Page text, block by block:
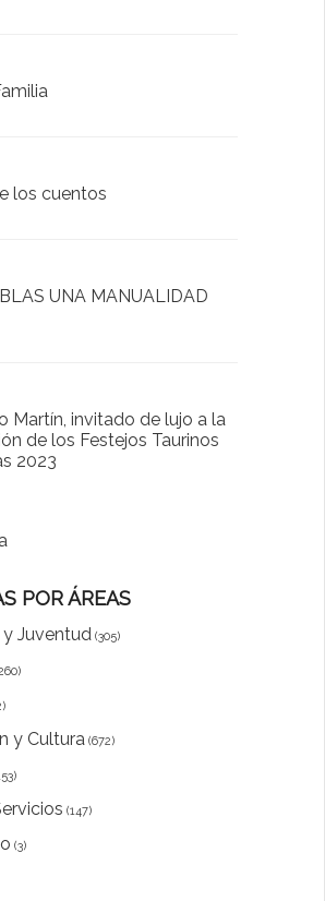
los cuentos
UNA MANUALIDAD
Martín, invitado de lujo a la
de los Festejos Taurinos
2023
POR ÁREAS
Juventud (305)
y Cultura (672)
(147)
(3)